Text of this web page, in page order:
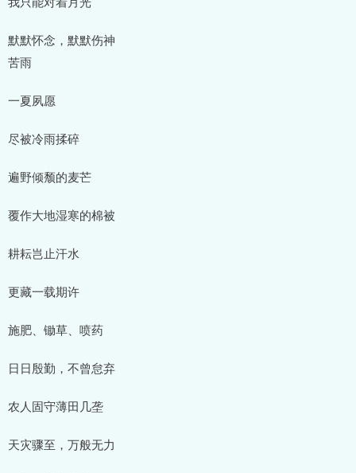
默默怀念，默默伤神
苦雨
一夏夙愿
尽被冷雨揉碎
遍野倾颓的麦芒
覆作大地湿寒的棉被
耕耘岂止汗水
更藏一载期许
施肥、锄草、喷药
日日殷勤，不曾怠弃
农人固守薄田几垄
天灾骤至，万般无力